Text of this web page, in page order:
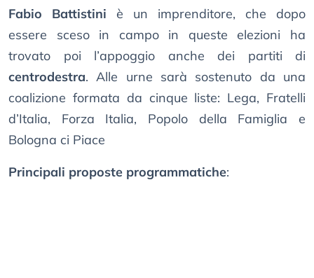
Fabio Battistini è un imprenditore, che dopo
essere sceso in campo in queste elezioni ha
trovato poi l’appoggio anche dei partiti di
centrodestra. Alle urne sarà sostenuto da una
coalizione formata da cinque liste: Lega, Fratelli
d’Italia, Forza Italia, Popolo della Famiglia e
Bologna ci Piace
Principali proposte programmatiche: